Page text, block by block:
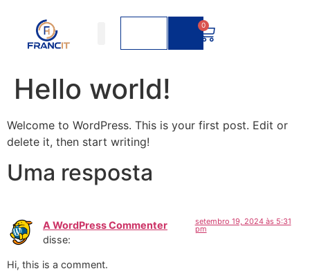
0
Hello world!
Welcome to WordPress. This is your first post. Edit or
delete it, then start writing!
Uma resposta
A WordPress Commenter
disse:
setembro 19, 2024 às 5:31
pm
Hi, this is a comment.